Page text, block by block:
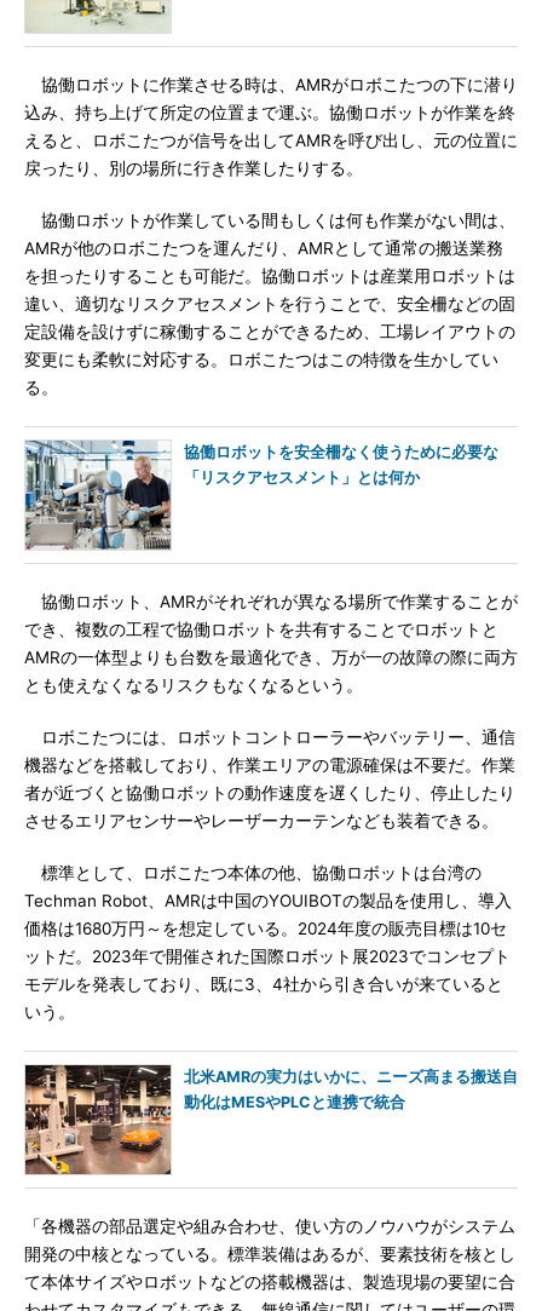
協働ロボットに作業させる時は、AMRがロボこたつの下に潜り
込み、持ち上げて所定の位置まで運ぶ。協働ロボットが作業を終
えると、ロボこたつが信号を出してAMRを呼び出し、元の位置に
戻ったり、別の場所に行き作業したりする。
協働ロボットが作業している間もしくは何も作業がない間は、
AMRが他のロボこたつを運んだり、AMRとして通常の搬送業務
を担ったりすることも可能だ。協働ロボットは産業用ロボットは
違い、適切なリスクアセスメントを行うことで、安全柵などの固
定設備を設けずに稼働することができるため、工場レイアウトの
変更にも柔軟に対応する。ロボこたつはこの特徴を生かしてい
る。
協働ロボットを安全柵なく使うために必要な
「リスクアセスメント」とは何か
協働ロボット、AMRがそれぞれが異なる場所で作業することが
でき、複数の工程で協働ロボットを共有することでロボットと
AMRの一体型よりも台数を最適化でき、万が一の故障の際に両方
とも使えなくなるリスクもなくなるという。
ロボこたつには、ロボットコントローラーやバッテリー、通信
機器などを搭載しており、作業エリアの電源確保は不要だ。作業
者が近づくと協働ロボットの動作速度を遅くしたり、停止したり
させるエリアセンサーやレーザーカーテンなども装着できる。
標準として、ロボこたつ本体の他、協働ロボットは台湾の
Techman Robot、AMRは中国のYOUIBOTの製品を使用し、導入
価格は1680万円～を想定している。2024年度の販売目標は10セ
ットだ。2023年で開催された国際ロボット展2023でコンセプト
モデルを発表しており、既に3、4社から引き合いが来ていると
いう。
北米AMRの実力はいかに、ニーズ高まる搬送自
動化はMESやPLCと連携で統合
「各機器の部品選定や組み合わせ、使い方のノウハウがシステム
開発の中核となっている。標準装備はあるが、要素技術を核とし
て本体サイズやロボットなどの搭載機器は、製造現場の要望に合